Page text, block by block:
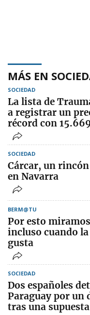
MÁS EN
SOCIEDAD
La lista de
a registrar un
récord con
SOCIEDAD
Cárcar, un
en Navarra
BERM@TU
Por esto
incluso cuando
gusta
SOCIEDAD
Dos españoles
Paraguay por un
tras una